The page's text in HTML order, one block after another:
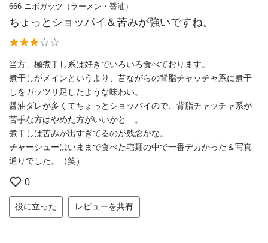
666 ニボガッツ（ラーメン・醤油）
ちょっとショッパイ＆苦みが強いですね。
当方、極煮干し系は好きでいろいろ食べております。
煮干しがメインというより、昔ながらの背脂チャッチャ系に煮干
しをガッツリ足したような味わい。
醤油ダレが多くてちょっとショッパイので、背脂チャッチャ系が
苦手な方はやめた方がいいかと…。
煮干しは苦みが出すぎてるのが残念かな。
チャーシューはいままで食べた宅麺の中で一番デカかった＆写真
通りでした。（笑）
0
役に立った レビューを共有